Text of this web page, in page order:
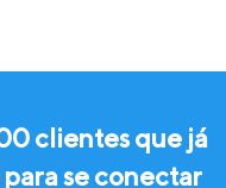
clientes que já
se conectar